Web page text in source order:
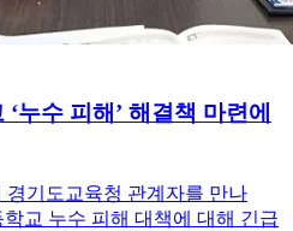
누수 피해’ 해결책 마련에
기도교육청 관계자를 만나
교 누수 피해 대책에 대해 긴급